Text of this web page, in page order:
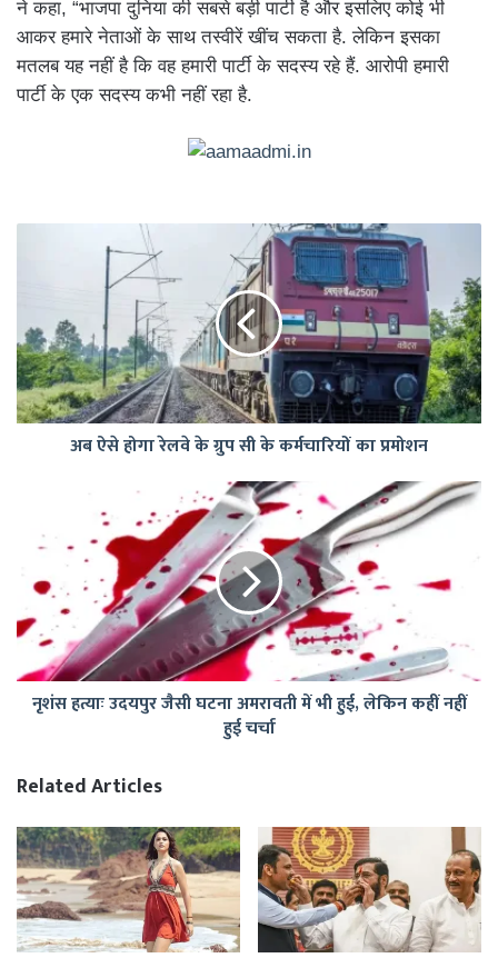
ने कहा, “भाजपा दुनिया की सबसे बड़ी पार्टी है और इसलिए कोई भी
आकर हमारे नेताओं के साथ तस्वीरें खींच सकता है. लेकिन इसका
मतलब यह नहीं है कि वह हमारी पार्टी के सदस्य रहे हैं. आरोपी हमारी
पार्टी के एक सदस्य कभी नहीं रहा है.
के
ग्रुप
सी
के
कर्मचारियों
अब ऐसे होगा रेलवे के ग्रुप सी के कर्मचारियों का प्रमोशन
उदयपुर
घटना
अमरावती
में
हुई,
लेकिन
चर्चा
नृशंस हत्याः उदयपुर जैसी घटना अमरावती में भी हुई, लेकिन कहीं नहीं
हुई चर्चा
Related Articles